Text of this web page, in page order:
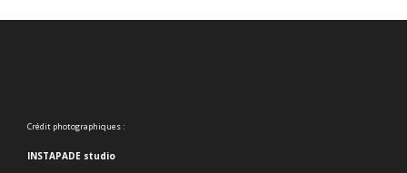
Crédit photographiques :
INSTAPADE studio